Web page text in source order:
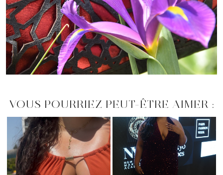
VOUS POURRIEZ PEUT-ÊTRE AIMER :